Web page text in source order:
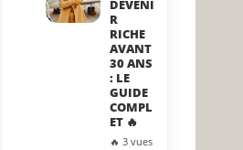
DEVENI
R
RICHE
AVANT
30 ANS
: LE
GUIDE
COMPL
ET 🔥
🔥 3 vues